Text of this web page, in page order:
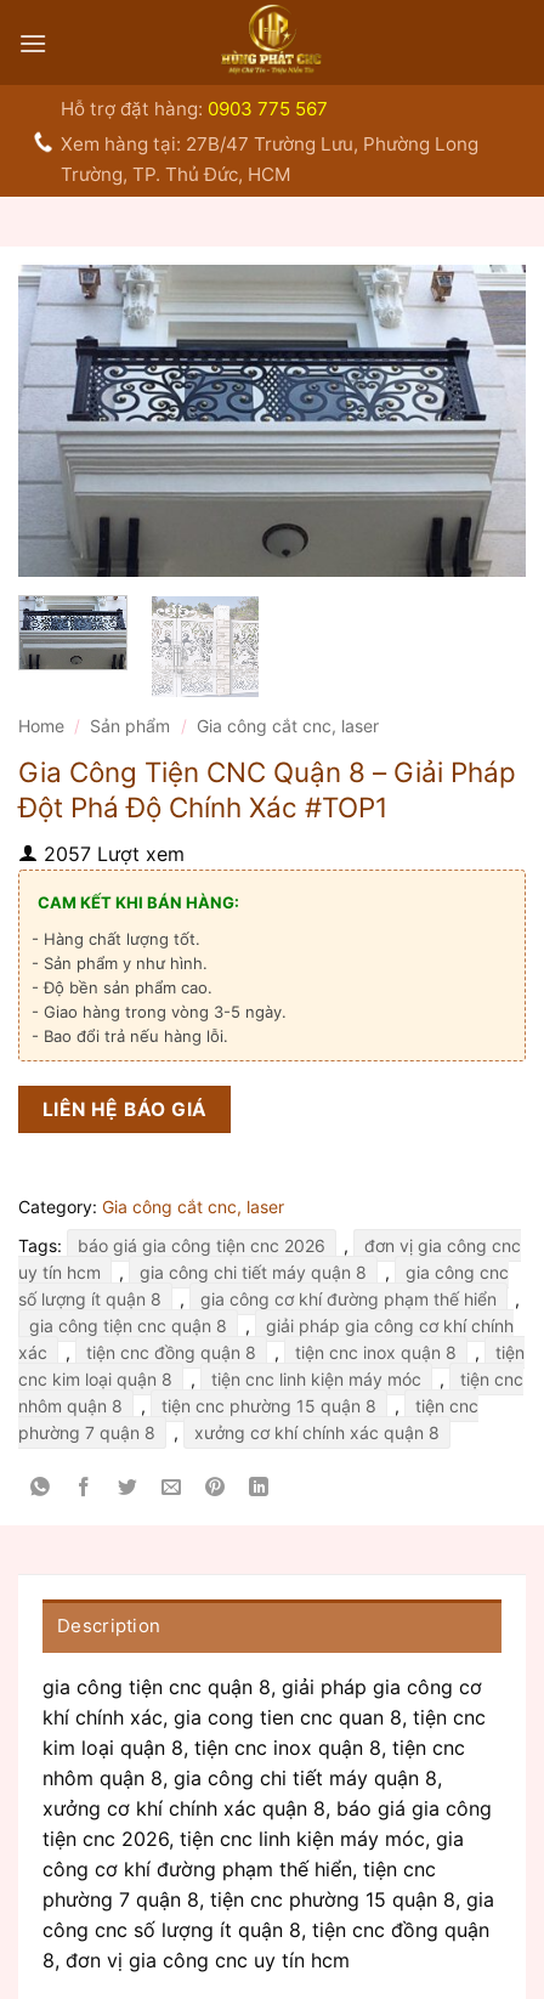
qua
Hỗ trợ đặt hàng: 0903 775 567
Xem hàng tại: 27B/47 Trường Lưu, Phường Long
Trường, TP. Thủ Đức, HCM
Home / Sản phẩm / Gia công cắt cnc, laser
Gia Công Tiện CNC Quận 8 – Giải Pháp
Đột Phá Độ Chính Xác #TOP1
2057 Lượt xem
CAM KẾT KHI BÁN HÀNG:
- Hàng chất lượng tốt.
- Sản phẩm y như hình.
- Độ bền sản phẩm cao.
- Giao hàng trong vòng 3-5 ngày.
- Bao đổi trả nếu hàng lỗi.
LIÊN HỆ BÁO GIÁ
Category: Gia công cắt cnc, laser
Tags:
báo giá gia công tiện cnc 2026 ,
đơn vị gia công cnc
uy tín hcm
, gia công chi tiết máy quận 8 ,
gia công cnc
số lượng ít quận 8
, gia công cơ khí đường phạm thế hiển
,
gia công tiện cnc quận 8
,
giải pháp gia công cơ khí chính
xác
, tiện cnc đồng quận 8 , tiện cnc inox quận 8 ,
tiện
cnc kim loại quận 8
, tiện cnc linh kiện máy móc ,
tiện cnc
nhôm quận 8
, tiện cnc phường 15 quận 8 ,
tiện cnc
phường 7 quận 8
, xưởng cơ khí chính xác quận 8
Description
gia công tiện cnc quận 8, giải pháp gia công cơ
khí chính xác, gia cong tien cnc quan 8, tiện cnc
kim loại quận 8, tiện cnc inox quận 8, tiện cnc
nhôm quận 8, gia công chi tiết máy quận 8,
xưởng cơ khí chính xác quận 8, báo giá gia công
tiện cnc 2026, tiện cnc linh kiện máy móc, gia
công cơ khí đường phạm thế hiển, tiện cnc
phường 7 quận 8, tiện cnc phường 15 quận 8, gia
công cnc số lượng ít quận 8, tiện cnc đồng quận
8, đơn vị gia công cnc uy tín hcm